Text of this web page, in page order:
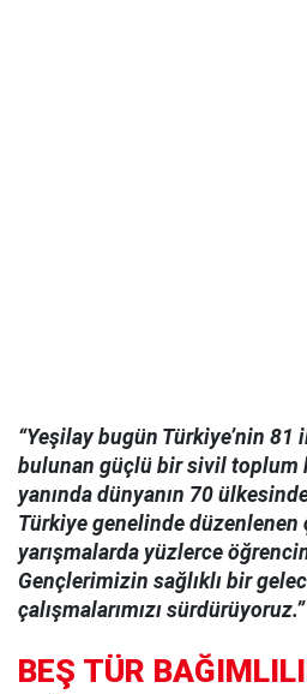
“Yeşilay bugün Türkiye’nin
bulunan güçlü bir sivil toplum
yanında dünyanın 70
Türkiye genelinde
yarışmalarda yüzlerce
Gençlerimizin sağlıklı bir
çalışmalarımızı sürdürüyoruz.”
BEŞ TÜR